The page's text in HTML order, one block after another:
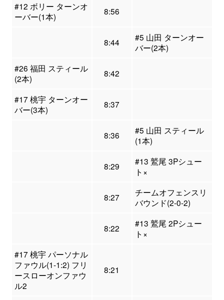
#12 ボリー ターンオ
ーバー(1本)
8:56
8:44
#5 山田 ターンオー
バー(2本)
#26 福田 スティール
(2本)
8:42
#17 桃宇 ターンオー
バー(3本)
8:37
8:36
#5 山田 スティール
(1本)
8:29
#13 鷲尾 3Pシュー
ト×
8:27
チームオフェンスリ
バウンド(2-0-2)
8:22
#13 鷲尾 2Pシュー
ト×
#17 桃宇 パーソナル
ファウル(1-1:2) フリ
ースローオンファウ
ル2
8:21